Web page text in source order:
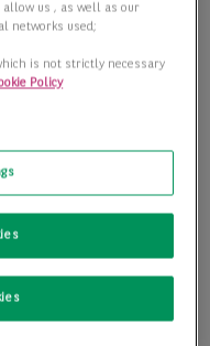
us , as well as our
networks used;
is not strictly necessary
Policy